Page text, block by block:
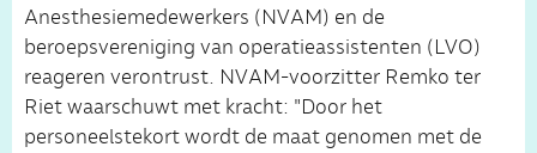
Anesthesiemedewerkers (NVAM) en de
beroepsvereniging van operatieassistenten (LVO)
reageren verontrust. NVAM-voorzitter Remko ter
Riet waarschuwt met kracht: "Door het
personeelstekort wordt de maat genomen met de